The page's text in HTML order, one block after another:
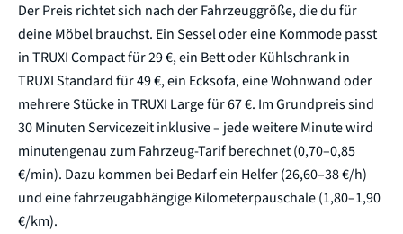
Der Preis richtet sich nach der Fahrzeuggröße, die du für
deine Möbel brauchst. Ein Sessel oder eine Kommode passt
in TRUXI Compact für 29 €, ein Bett oder Kühlschrank in
TRUXI Standard für 49 €, ein Ecksofa, eine Wohnwand oder
mehrere Stücke in TRUXI Large für 67 €. Im Grundpreis sind
30 Minuten Servicezeit inklusive – jede weitere Minute wird
minutengenau zum Fahrzeug-Tarif berechnet (0,70–0,85
€/min). Dazu kommen bei Bedarf ein Helfer (26,60–38 €/h)
und eine fahrzeugabhängige Kilometerpauschale (1,80–1,90
€/km).